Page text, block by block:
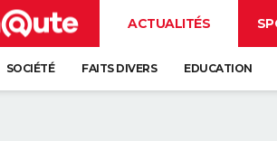
ACTUALITÉS
SOCIÉTÉ FAITS DIVERS EDUCATION